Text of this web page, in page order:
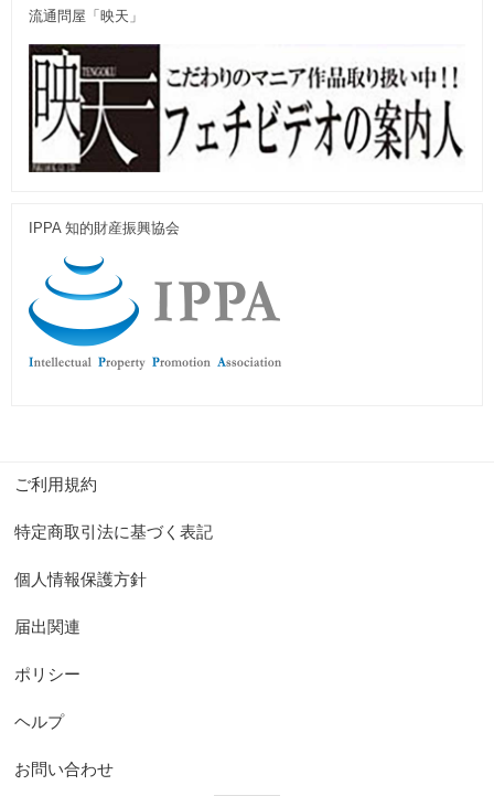
流通問屋「映天」
IPPA 知的財産振興協会
ご利用規約
特定商取引法に基づく表記
個人情報保護方針
届出関連
ポリシー
ヘルプ
お問い合わせ